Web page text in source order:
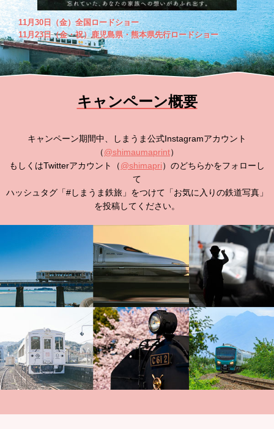
11月30日（金）全国ロードショー
11月23日（金・祝）鹿児島県・熊本県先行ロードショー
キャンペーン概要
キャンペーン期間中、しまうま公式Instagramアカウント
（@shimaumaprint）
もしくはTwitterアカウント（@shimapri）のどちらかをフォローし
て
ハッシュタグ「#しまうま鉄旅」をつけて「お気に入りの鉄道写真」
を投稿してください。